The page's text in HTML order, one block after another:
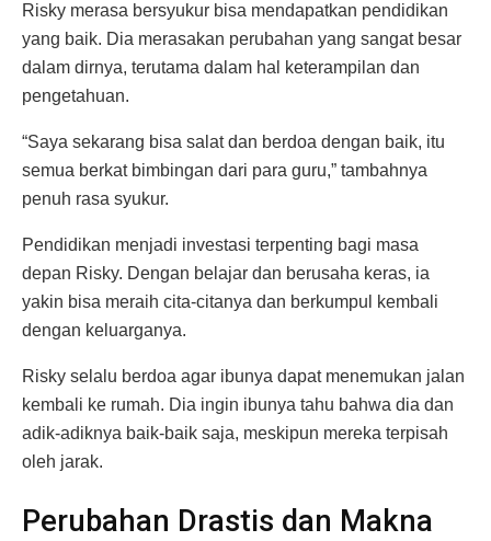
Risky merasa bersyukur bisa mendapatkan pendidikan
yang baik. Dia merasakan perubahan yang sangat besar
dalam dirnya, terutama dalam hal keterampilan dan
pengetahuan.
“Saya sekarang bisa salat dan berdoa dengan baik, itu
semua berkat bimbingan dari para guru,” tambahnya
penuh rasa syukur.
Pendidikan menjadi investasi terpenting bagi masa
depan Risky. Dengan belajar dan berusaha keras, ia
yakin bisa meraih cita-citanya dan berkumpul kembali
dengan keluarganya.
Risky selalu berdoa agar ibunya dapat menemukan jalan
kembali ke rumah. Dia ingin ibunya tahu bahwa dia dan
adik-adiknya baik-baik saja, meskipun mereka terpisah
oleh jarak.
Perubahan Drastis dan Makna